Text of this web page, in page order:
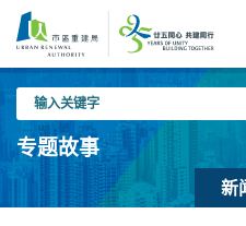
要
入
关
键
专题故事
新